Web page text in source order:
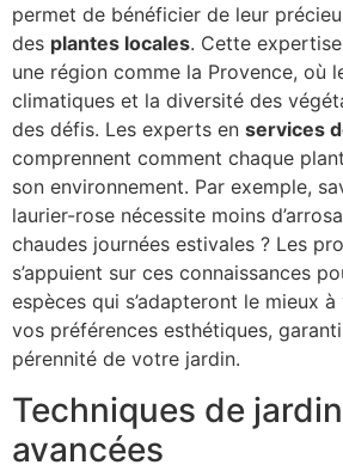
permet de bénéficier de leur
des plantes locales. Cette
une région comme la Provence, où
climatiques et la diversité des
des défis. Les experts en services
comprennent comment chaque
son environnement. Par exemple,
laurier-rose nécessite moins
chaudes journées estivales ? Les
s’appuient sur ces connaissances
espèces qui s’adapteront le mieux
vos préférences esthétiques,
pérennité de votre jardin.
Techniques de
avancées